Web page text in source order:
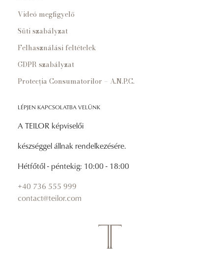
Videó megfigyelő
Süti szabályzat
Felhasználási feltételek
GDPR szabályzat
Protecția Consumatorilor – A.N.P.C.
LÉPJEN KAPCSOLATBA VELÜNK
A TEILOR képviselői
készséggel állnak rendelkezésére.
Hétfőtől - péntekig: 10:00 - 18:00
+40 736 555 999
contact@teilor.com